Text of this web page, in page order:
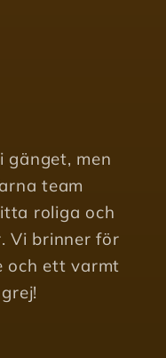
gänget, men
team
roliga och
Vi brinner för
och ett varmt